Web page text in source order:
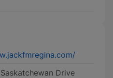
Drive